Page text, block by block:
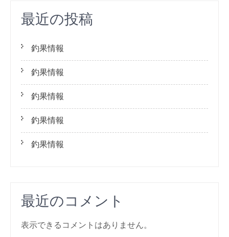
ー
ョ
ン
最近の投稿
釣果情報
釣果情報
釣果情報
釣果情報
釣果情報
最近のコメント
表示できるコメントはありません。